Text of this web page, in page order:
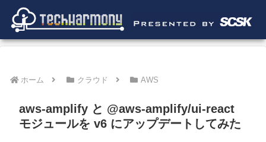
ホーム クラウド AWS
aws-amplify と @aws-amplify/ui-react
モジュールを v6 にアップデートしてみた